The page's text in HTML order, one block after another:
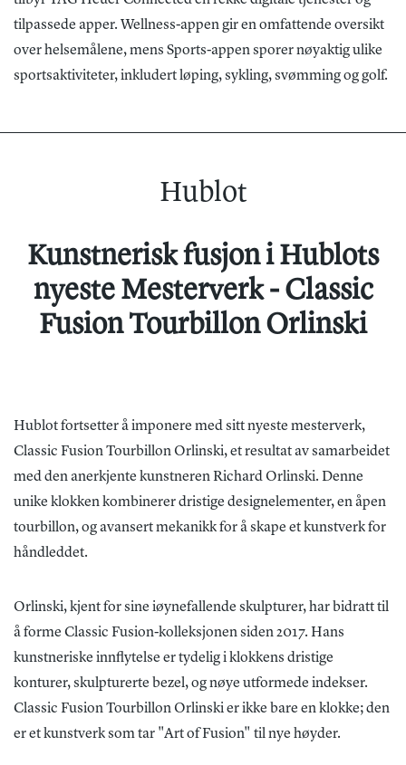
tilpassede apper. Wellness-appen gir en omfattende oversikt
over helsemålene, mens Sports-appen sporer nøyaktig ulike
sportsaktiviteter, inkludert løping, sykling, svømming og golf.
Hublot
Kunstnerisk fusjon i Hublots
nyeste Mesterverk - Classic
Fusion Tourbillon Orlinski
Hublot fortsetter å imponere med sitt nyeste mesterverk,
Classic Fusion Tourbillon Orlinski, et resultat av samarbeidet
med den anerkjente kunstneren Richard Orlinski. Denne
unike klokken kombinerer dristige designelementer, en åpen
tourbillon, og avansert mekanikk for å skape et kunstverk for
håndleddet.
Orlinski, kjent for sine iøynefallende skulpturer, har bidratt til
å forme Classic Fusion-kolleksjonen siden 2017. Hans
kunstneriske innflytelse er tydelig i klokkens dristige
konturer, skulpturerte bezel, og nøye utformede indekser.
Classic Fusion Tourbillon Orlinski er ikke bare en klokke; den
er et kunstverk som tar "Art of Fusion" til nye høyder.